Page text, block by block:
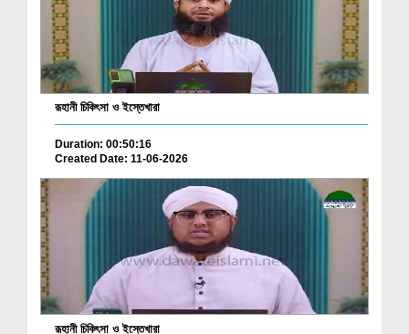
রূহানী চিকিৎসা ও ইস্তেখারা
Duration: 00:50:16
Created Date: 11-06-2026
রূহানী চিকিৎসা ও ইস্তেখারা